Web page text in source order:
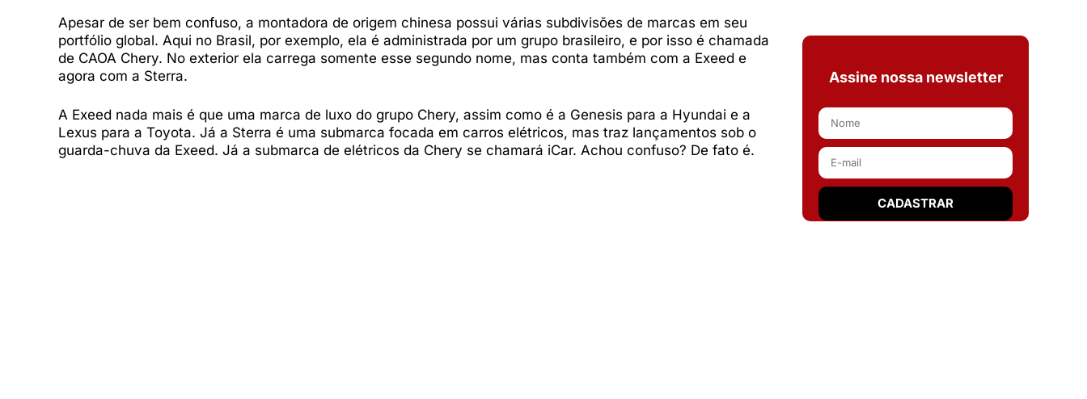
Apesar de ser bem confuso, a montadora de origem chinesa possui várias subdivisões de marcas em seu
portfólio global. Aqui no Brasil, por exemplo, ela é administrada por um grupo brasileiro, e por isso é chamada
de CAOA Chery. No exterior ela carrega somente esse segundo nome, mas conta também com a Exeed e
agora com a Sterra.
A Exeed nada mais é que uma marca de luxo do grupo Chery, assim como é a Genesis para a Hyundai e a
Lexus para a Toyota. Já a Sterra é uma submarca focada em carros elétricos, mas traz lançamentos sob o
guarda-chuva da Exeed. Já a submarca de elétricos da Chery se chamará iCar. Achou confuso? De fato é.
Assine nossa newsletter